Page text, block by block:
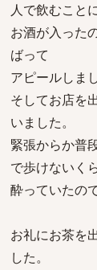
人で飲むことに
お酒が入った
ばって
アピールしまし
そしてお店を
いました。
緊張からか普
で歩けないく
酔っていたの
お礼にお茶を
した。